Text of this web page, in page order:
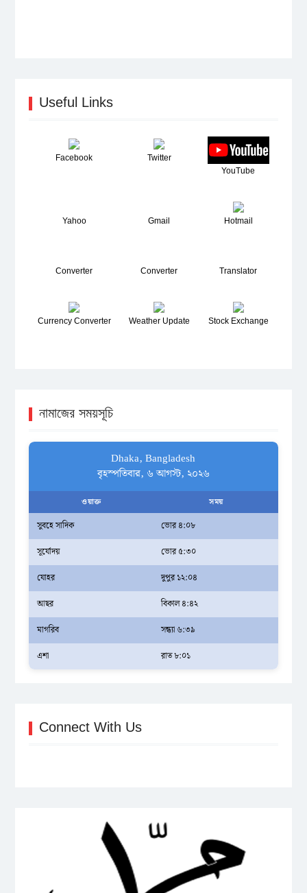
Useful Links
Facebook
Twitter
YouTube
Yahoo Gmail Hotmail
Converter Converter Translator
Currency Converter Weather Update Stock Exchange
নামাজের সময়সূচি
Dhaka, Bangladesh
বৃহস্পতিবার, ৬ আগস্ট, ২০২৬
ওয়াক্ত সময়
সুবহে সাদিক
ভোর ৪:০৮
সূর্যোদয়
ভোর ৫:৩০
যোহর
দুপুর ১২:০৪
আছর
বিকাল ৪:৪২
মাগরিব
সন্ধ্যা ৬:৩৯
এশা
রাত ৮:০১
Connect With Us